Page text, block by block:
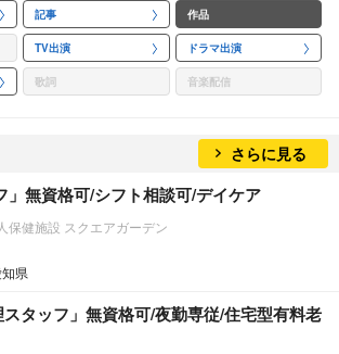
記事 作品
TV出演 ドラマ出演
歌詞 音楽配信
さらに見る
」無資格可/シフト相談可/デイケア
保健施設 スクエアガーデン
県
スタッフ」無資格可/夜勤専従/住宅型有料老